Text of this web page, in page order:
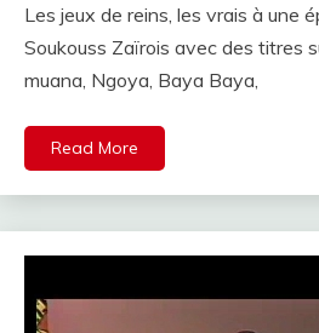
Les jeux de reins, les vrais à une
Soukouss Zaïrois avec des titres
muana, Ngoya, Baya Baya,
Read More